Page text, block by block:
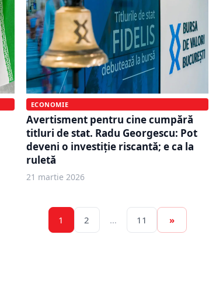
ECONOMIE
Avertisment pentru cine cumpără
titluri de stat. Radu Georgescu: Pot
deveni o investiție riscantă; e ca la
ruletă
21 martie 2026
1 2 … 11 »